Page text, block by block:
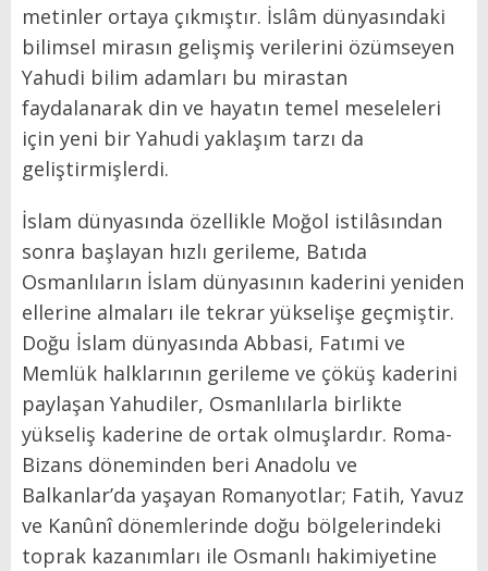
metinler ortaya çıkmıştır. İslâm dünyasındaki
bilimsel mirasın gelişmiş verilerini özümseyen
Yahudi bilim adamları bu mirastan
faydalanarak din ve hayatın temel meseleleri
için yeni bir Yahudi yaklaşım tarzı da
geliştirmişlerdi.
İslam dünyasında özellikle Moğol istilâsından
sonra başlayan hızlı gerileme, Batıda
Osmanlıların İslam dünyasının kaderini yeniden
ellerine almaları ile tekrar yükselişe geçmiştir.
Doğu İslam dünyasında Abbasi, Fatımi ve
Memlük halklarının gerileme ve çöküş kaderini
paylaşan Yahudiler, Osmanlılarla birlikte
yükseliş kaderine de ortak olmuşlardır. Roma-
Bizans döneminden beri Anadolu ve
Balkanlar’da yaşayan Romanyotlar; Fatih, Yavuz
ve Kanûnî dönemlerinde doğu bölgelerindeki
toprak kazanımları ile Osmanlı hakimiyetine